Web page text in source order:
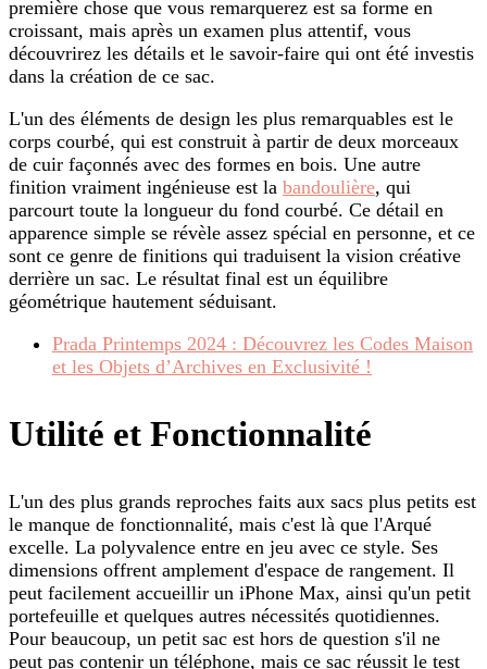
première chose que vous remarquerez est sa forme en
croissant, mais après un examen plus attentif, vous
découvrirez les détails et le savoir-faire qui ont été investis
dans la création de ce sac.
L'un des éléments de design les plus remarquables est le
corps courbé, qui est construit à partir de deux morceaux
de cuir façonnés avec des formes en bois. Une autre
finition vraiment ingénieuse est la bandoulière, qui
parcourt toute la longueur du fond courbé. Ce détail en
apparence simple se révèle assez spécial en personne, et ce
sont ce genre de finitions qui traduisent la vision créative
derrière un sac. Le résultat final est un équilibre
géométrique hautement séduisant.
Prada Printemps 2024 : Découvrez les Codes Maison
et les Objets d’Archives en Exclusivité !
Utilité et Fonctionnalité
L'un des plus grands reproches faits aux sacs plus petits est
le manque de fonctionnalité, mais c'est là que l'Arqué
excelle. La polyvalence entre en jeu avec ce style. Ses
dimensions offrent amplement d'espace de rangement. Il
peut facilement accueillir un iPhone Max, ainsi qu'un petit
portefeuille et quelques autres nécessités quotidiennes.
Pour beaucoup, un petit sac est hors de question s'il ne
peut pas contenir un téléphone, mais ce sac réussit le test